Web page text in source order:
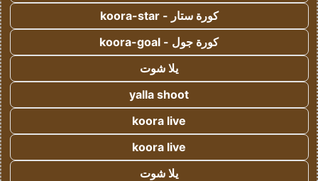
كورة ستار - koora-star
كورة جول - koora-goal
يلا شوت
yalla shoot
koora live
koora live
يلا شوت